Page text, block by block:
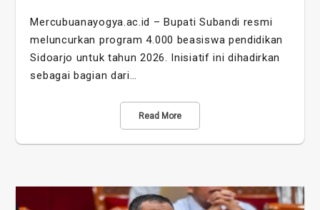
Mercubuanayogya.ac.id – Bupati Subandi resmi
meluncurkan program 4.000 beasiswa pendidikan
Sidoarjo untuk tahun 2026. Inisiatif ini dihadirkan
sebagai bagian dari…
Read More